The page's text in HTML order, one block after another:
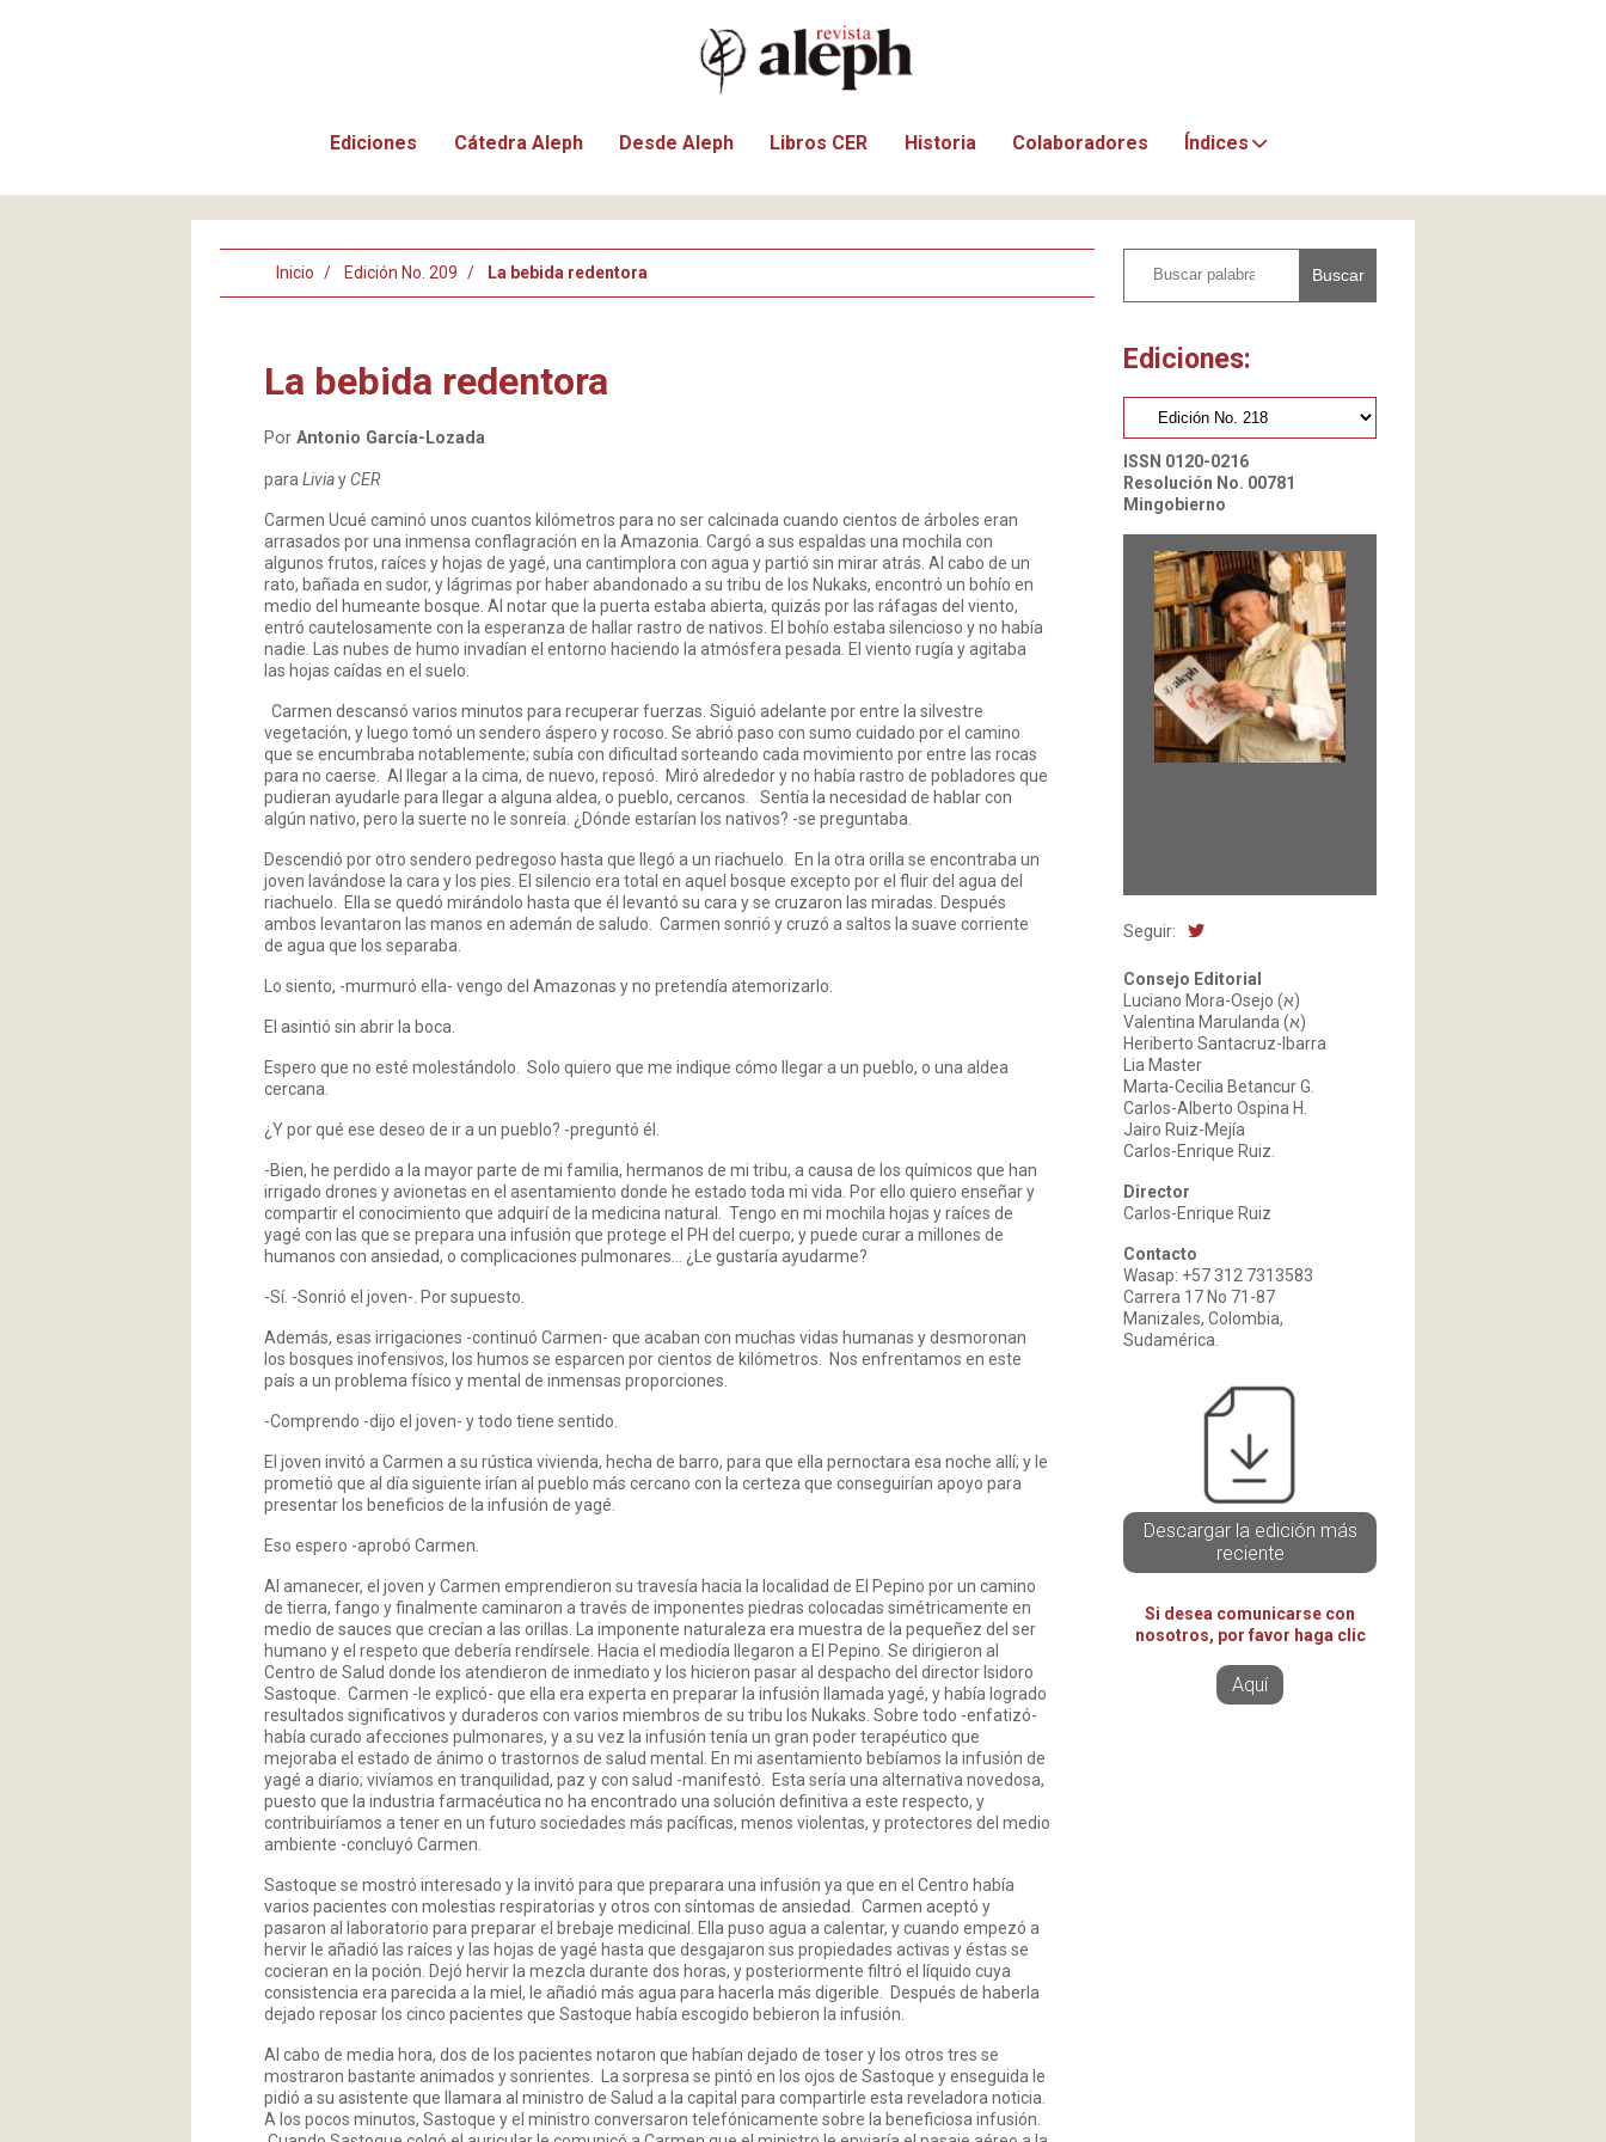
Ediciones Cátedra Aleph Desde Aleph Libros CER Historia Colaboradores Índices
Inicio Edición No. 209 La bebida redentora
La bebida redentora
Por Antonio García-Lozada
para Liviay CER
Carmen Ucué caminó unos cuantos kilómetros para no ser calcinada cuando cientos de árboles eran
arrasados por una inmensa conflagración en la Amazonia. Cargó a sus espaldas una mochila con
algunos frutos, raíces y hojas de yagé, una cantimplora con agua y partió sin mirar atrás. Al cabo de un
rato, bañada en sudor, y lágrimas por haber abandonado a su tribu de los Nukaks, encontró un bohío en
medio del humeante bosque. Al notar que la puerta estaba abierta, quizás por las ráfagas del viento,
entró cautelosamente con la esperanza de hallar rastro de nativos. El bohío estaba silencioso y no había
nadie. Las nubes de humo invadían el entorno haciendo la atmósfera pesada. El viento rugía y agitaba
las hojas caídas en el suelo.
Carmen descansó varios minutos para recuperar fuerzas. Siguió adelante por entre la silvestre
vegetación, y luego tomó un sendero áspero y rocoso. Se abrió paso con sumo cuidado por el camino
que se encumbraba notablemente; subía con dificultad sorteando cada movimiento por entre las rocas
para no caerse. Al llegar a la cima, de nuevo, reposó. Miró alrededor y no había rastro de pobladores que
pudieran ayudarle para llegar a alguna aldea, o pueblo, cercanos. Sentía la necesidad de hablar con
algún nativo, pero la suerte no le sonreía. ¿Dónde estarían los nativos? -se preguntaba.
Descendió por otro sendero pedregoso hasta que llegó a un riachuelo. En la otra orilla se encontraba un
joven lavándose la cara y los pies. El silencio era total en aquel bosque excepto por el fluir del agua del
riachuelo. Ella se quedó mirándolo hasta que él levantó su cara y se cruzaron las miradas. Después
ambos levantaron las manos en ademán de saludo. Carmen sonrió y cruzó a saltos la suave corriente
de agua que los separaba.
Lo siento, -murmuró ella- vengo del Amazonas y no pretendía atemorizarlo.
El asintió sin abrir la boca.
Espero que no esté molestándolo. Solo quiero que me indique cómo llegar a un pueblo, o una aldea
cercana.
¿Y por qué ese deseo de ir a un pueblo? -preguntó él.
-Bien, he perdido a la mayor parte de mi familia, hermanos de mi tribu, a causa de los químicos que han
irrigado drones y avionetas en el asentamiento donde he estado toda mi vida. Por ello quiero enseñar y
compartir el conocimiento que adquirí de la medicina natural. Tengo en mi mochila hojas y raíces de
yagé con las que se prepara una infusión que protege el PH del cuerpo, y puede curar a millones de
humanos con ansiedad, o complicaciones pulmonares… ¿Le gustaría ayudarme?
-Sí. -Sonrió el joven-. Por supuesto.
Además, esas irrigaciones -continuó Carmen- que acaban con muchas vidas humanas y desmoronan
los bosques inofensivos, los humos se esparcen por cientos de kilómetros. Nos enfrentamos en este
país a un problema físico y mental de inmensas proporciones.
-Comprendo -dijo el joven- y todo tiene sentido.
El joven invitó a Carmen a su rústica vivienda, hecha de barro, para que ella pernoctara esa noche allí; y le
prometió que al día siguiente irían al pueblo más cercano con la certeza que conseguirían apoyo para
presentar los beneficios de la infusión de yagé.
Eso espero -aprobó Carmen.
Al amanecer, el joven y Carmen emprendieron su travesía hacia la localidad de El Pepino por un camino
de tierra, fango y finalmente caminaron a través de imponentes piedras colocadas simétricamente en
medio de sauces que crecían a las orillas. La imponente naturaleza era muestra de la pequeñez del ser
humano y el respeto que debería rendírsele. Hacia el mediodía llegaron a El Pepino. Se dirigieron al
Centro de Salud donde los atendieron de inmediato y los hicieron pasar al despacho del director Isidoro
Sastoque. Carmen -le explicó- que ella era experta en preparar la infusión llamada yagé, y había logrado
resultados significativos y duraderos con varios miembros de su tribu los Nukaks. Sobre todo -enfatizó-
había curado afecciones pulmonares, y a su vez la infusión tenía un gran poder terapéutico que
mejoraba el estado de ánimo o trastornos de salud mental. En mi asentamiento bebíamos la infusión de
yagé a diario; vivíamos en tranquilidad, paz y con salud -manifestó. Esta sería una alternativa novedosa,
puesto que la industria farmacéutica no ha encontrado una solución definitiva a este respecto, y
contribuiríamos a tener en un futuro sociedades más pacíficas, menos violentas, y protectores del medio
ambiente -concluyó Carmen.
Sastoque se mostró interesado y la invitó para que preparara una infusión ya que en el Centro había
varios pacientes con molestias respiratorias y otros con síntomas de ansiedad. Carmen aceptó y
pasaron al laboratorio para preparar el brebaje medicinal. Ella puso agua a calentar, y cuando empezó a
hervir le añadió las raíces y las hojas de yagé hasta que desgajaron sus propiedades activas y éstas se
cocieran en la poción. Dejó hervir la mezcla durante dos horas, y posteriormente filtró el líquido cuya
consistencia era parecida a la miel, le añadió más agua para hacerla más digerible. Después de haberla
dejado reposar los cinco pacientes que Sastoque había escogido bebieron la infusión.
Al cabo de media hora, dos de los pacientes notaron que habían dejado de toser y los otros tres se
mostraron bastante animados y sonrientes. La sorpresa se pintó en los ojos de Sastoque y enseguida le
pidió a su asistente que llamara al ministro de Salud a la capital para compartirle esta reveladora noticia.
A los pocos minutos, Sastoque y el ministro conversaron telefónicamente sobre la beneficiosa infusión.
Buscar
Ediciones:
ISSN 0120-0216
Resolución No. 00781
Mingobierno
Seguir:
Consejo Editorial
Luciano Mora-Osejo (א)
Valentina Marulanda (א)
Heriberto Santacruz-Ibarra
Lia Master
Marta-Cecilia Betancur G.
Carlos-Alberto Ospina H.
Jairo Ruiz-Mejía
Carlos-Enrique Ruiz.
Director
Carlos-Enrique Ruiz
Contacto
Wasap: +57 312 7313583
Carrera 17 No 71-87
Manizales, Colombia,
Sudamérica.
Descargar la edición más
reciente
Si desea comunicarse con
nosotros, por favor haga clic
Aquí